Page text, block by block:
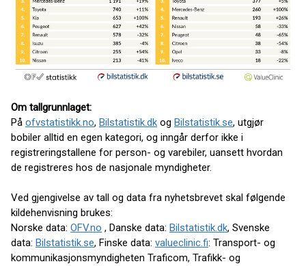
Om tallgrunnlaget:
På ofvstatistikk.no, Bilstatistik.dk og Bilstatistik.se, utgjør
bobiler alltid en egen kategori, og inngår derfor ikke i
registreringstallene for person- og varebiler, uansett hvordan
de registreres hos de nasjonale myndigheter.
Ved gjengivelse av tall og data fra nyhetsbrevet skal følgende
kildehenvisning brukes:
Norske data: OFV.no , Danske data: Bilstatistik.dk, Svenske
data: Bilstatistik.se, Finske data: valueclinic.fi: Transport- og
kommunikasjonsmyndigheten Traficom, Trafikk- og